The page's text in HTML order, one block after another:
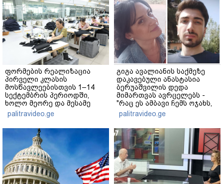
ფორმების რეალიზაცია
პირველი კლასის
მოსწავლეებისთვის 1–14
სექტემბრის პერიოდში,
ხოლო მეორე და მესამე
ეტაპებზე...
palitravideo.ge
გიგა ავალიანის საქმეზე
დაკავებული ანასტასია
ბერუაშვილის დედა
მიმართვას ავრცელებს -
"რაც ეს ამბავი ჩემს ოჯახს,
ჩემს ანასტასიას გადახდა
თავს, მის მერე მე მე არ
ვარ"
palitravideo.ge